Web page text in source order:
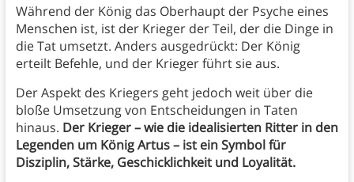
Während der König das Oberhaupt der Psyche eines
Menschen ist, ist der Krieger der Teil, der die Dinge in
die Tat umsetzt. Anders ausgedrückt: Der König
erteilt Befehle, und der Krieger führt sie aus.
Der Aspekt des Kriegers geht jedoch weit über die
bloße Umsetzung von Entscheidungen in Taten
hinaus. Der Krieger – wie die idealisierten Ritter in den
Legenden um König Artus – ist ein Symbol für
Disziplin, Stärke, Geschicklichkeit und Loyalität.